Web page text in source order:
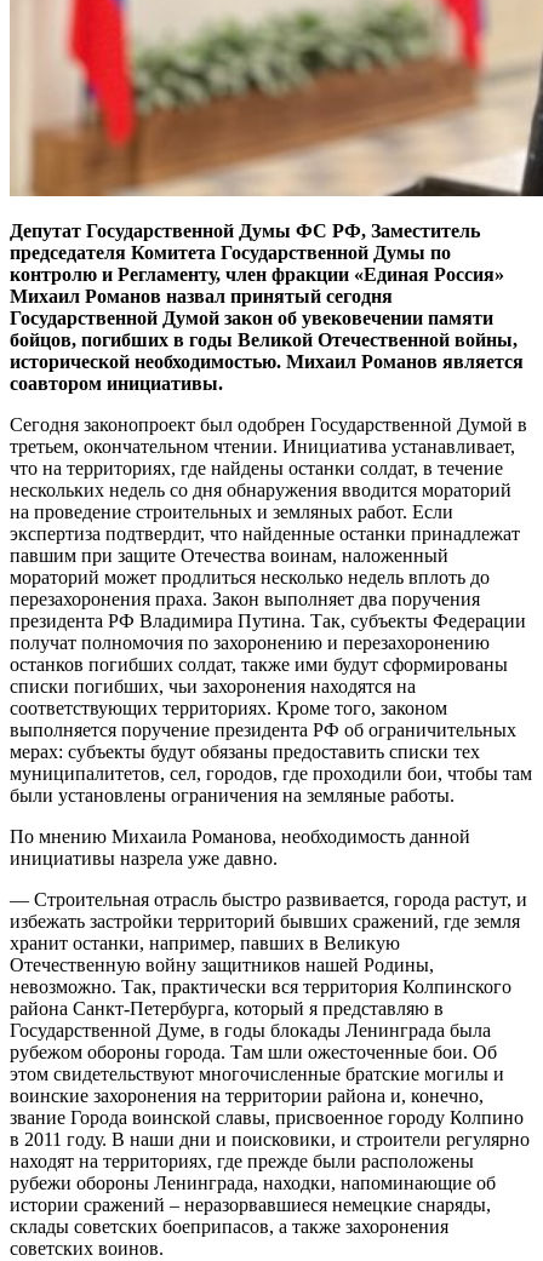
Депутат Государственной Думы ФС РФ, Заместитель
председателя Комитета Государственной Думы по
контролю и Регламенту, член фракции «Единая Россия»
Михаил Романов назвал принятый сегодня
Государственной Думой закон об увековечении памяти
бойцов, погибших в годы Великой Отечественной войны,
исторической необходимостью. Михаил Романов является
соавтором инициативы.
Сегодня законопроект был одобрен Государственной Думой в
третьем, окончательном чтении. Инициатива устанавливает,
что на территориях, где найдены останки солдат, в течение
нескольких недель со дня обнаружения вводится мораторий
на проведение строительных и земляных работ. Если
экспертиза подтвердит, что найденные останки принадлежат
павшим при защите Отечества воинам, наложенный
мораторий может продлиться несколько недель вплоть до
перезахоронения праха. Закон выполняет два поручения
президента РФ Владимира Путина. Так, субъекты Федерации
получат полномочия по захоронению и перезахоронению
останков погибших солдат, также ими будут сформированы
списки погибших, чьи захоронения находятся на
соответствующих территориях. Кроме того, законом
выполняется поручение президента РФ об ограничительных
мерах: субъекты будут обязаны предоставить списки тех
муниципалитетов, сел, городов, где проходили бои, чтобы там
были установлены ограничения на земляные работы.
По мнению Михаила Романова, необходимость данной
инициативы назрела уже давно.
— Строительная отрасль быстро развивается, города растут, и
избежать застройки территорий бывших сражений, где земля
хранит останки, например, павших в Великую
Отечественную войну защитников нашей Родины,
невозможно. Так, практически вся территория Колпинского
района Санкт-Петербурга, который я представляю в
Государственной Думе, в годы блокады Ленинграда была
рубежом обороны города. Там шли ожесточенные бои. Об
этом свидетельствуют многочисленные братские могилы и
воинские захоронения на территории района и, конечно,
звание Города воинской славы, присвоенное городу Колпино
в 2011 году. В наши дни и поисковики, и строители регулярно
находят на территориях, где прежде были расположены
рубежи обороны Ленинграда, находки, напоминающие об
истории сражений – неразорвавшиеся немецкие снаряды,
склады советских боеприпасов, а также захоронения
советских воинов.